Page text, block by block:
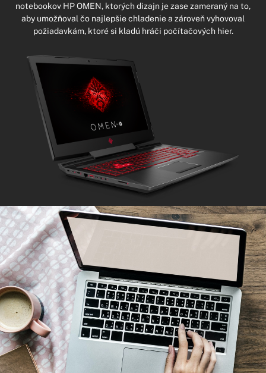
notebookov HP OMEN, ktorých dizajn je zase zameraný na to,
aby umožňoval čo najlepšie chladenie a zároveň vyhovoval
požiadavkám, ktoré si kladú hráči počítačových hier.